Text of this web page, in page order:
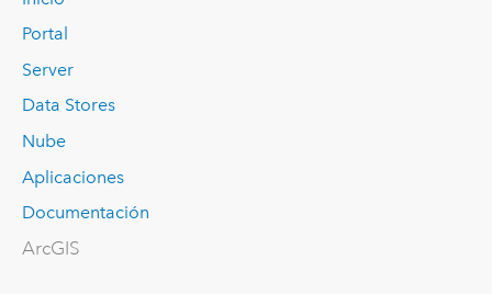
Portal
Server
Data Stores
Nube
Aplicaciones
Documentación
ArcGIS